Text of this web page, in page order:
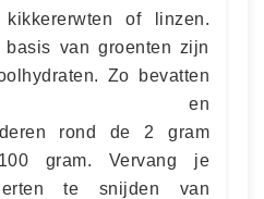
of linzen.
basis van groenten zijn
Zo bevatten
en
rond de 2 gram
gram. Vervang je
te snijden van